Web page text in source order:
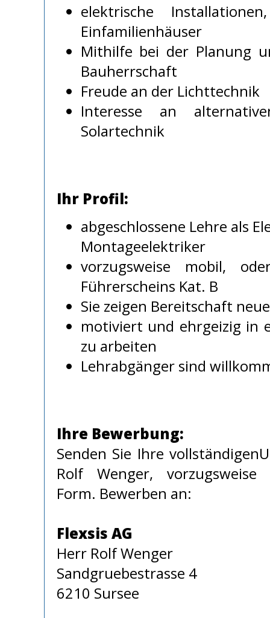
elektrische
Einfamilienhäuser
Mithilfe bei der Planung
Bauherrschaft
Freude an der Lichttechnik
Interesse an
Solartechnik
Ihr Profil:
abgeschlossene Lehre als
Montageelektriker
vorzugsweise mobil,
Führerscheins Kat. B
Sie zeigen Bereitschaft
motiviert und ehrgeizig in
zu arbeiten
Lehrabgänger sind
Ihre Bewerbung:
Senden Sie Ihre
Rolf Wenger,
Form. Bewerben an:
Flexsis AG
Herr Rolf Wenger
Sandgruebestrasse 4
6210 Sursee